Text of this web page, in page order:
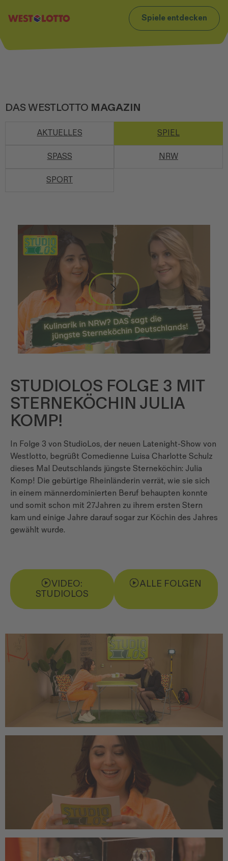
Zum Footer Spiele entdecken
DAS WESTLOTTO MAGAZIN
AKTUELLES SPIEL
SPASS NRW
SPORT
STUDIOLOS FOLGE 3 MIT
STERNEKÖCHIN JULIA
KOMP!
In Folge 3 von StudioLos, der neuen Latenight-Show von
Westlotto, begrüßt Comedienne Luisa Charlotte Schulz
dieses Mal Deutschlands jüngste Sterneköchin: Julia
Komp! Die gebürtige Rheinländerin verrät, wie sie sich
in einem männerdominierten Beruf behaupten konnte
und somit schon mit 27Jahren zu ihrem ersten Stern
kam und einige Jahre darauf sogar zur Köchin des Jahres
gewählt wurde.
VIDEO:
STUDIOLOS
ALLE FOLGEN